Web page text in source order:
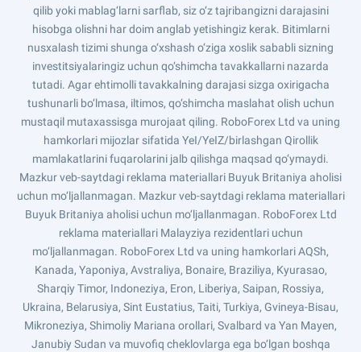
qilib yoki mablag‘larni sarflab, siz o‘z tajribangizni darajasini
hisobga olishni har doim anglab yetishingiz kerak. Bitimlarni
nusxalash tizimi shunga o‘xshash o‘ziga xoslik sababli sizning
investitsiyalaringiz uchun qo‘shimcha tavakkallarni nazarda
tutadi. Agar ehtimolli tavakkalning darajasi sizga oxirigacha
tushunarli bo‘lmasa, iltimos, qo‘shimcha maslahat olish uchun
mustaqil mutaxassisga murojaat qiling. RoboForex Ltd va uning
hamkorlari mijozlar sifatida YeI/YeIZ/birlashgan Qirollik
mamlakatlarini fuqarolarini jalb qilishga maqsad qo‘ymaydi.
Mazkur veb-saytdagi reklama materiallari Buyuk Britaniya aholisi
uchun mo‘ljallanmagan. Mazkur veb-saytdagi reklama materiallari
Buyuk Britaniya aholisi uchun mo‘ljallanmagan. RoboForex Ltd
reklama materiallari Malayziya rezidentlari uchun
mo‘ljallanmagan. RoboForex Ltd va uning hamkorlari AQSh,
Kanada, Yaponiya, Avstraliya, Bonaire, Braziliya, Kyurasao,
Sharqiy Timor, Indoneziya, Eron, Liberiya, Saipan, Rossiya,
Ukraina, Belarusiya, Sint Eustatius, Taiti, Turkiya, Gvineya-Bisau,
Mikroneziya, Shimoliy Mariana orollari, Svalbard va Yan Mayen,
Janubiy Sudan va muvofiq cheklovlarga ega bo‘lgan boshqa